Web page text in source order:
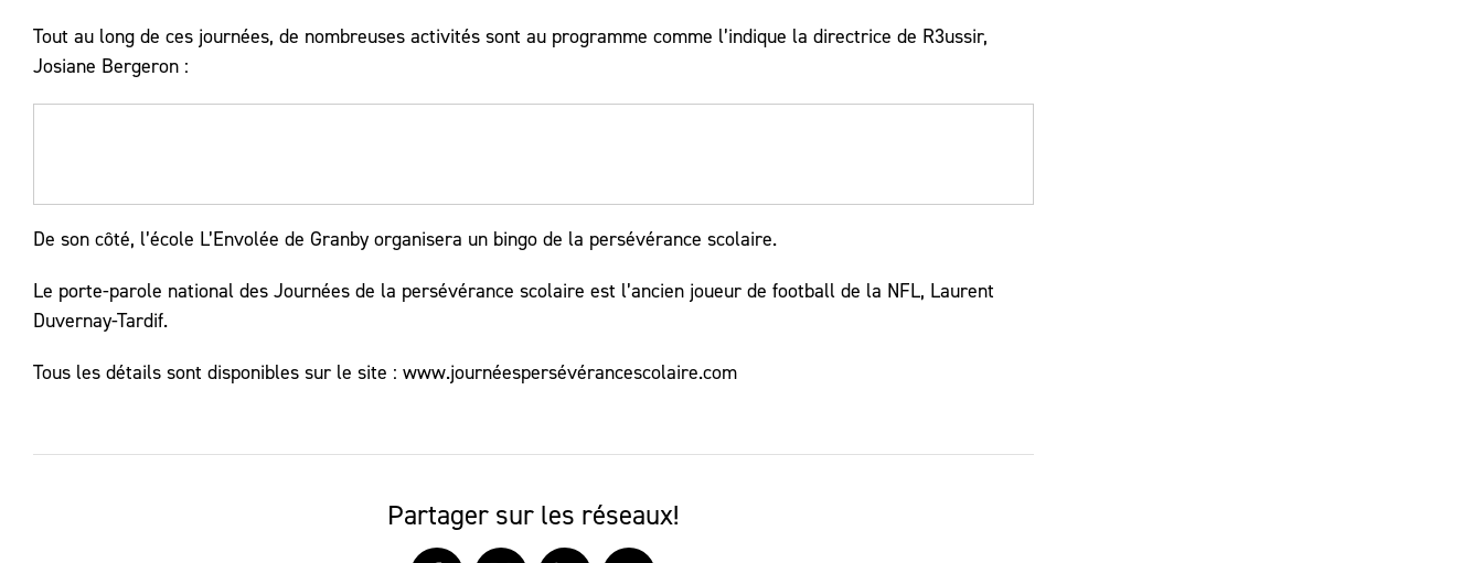
Tout au long de ces journées, de nombreuses activités sont au programme comme l’indique la directrice de R3ussir,
Josiane Bergeron :
De son côté, l’école L’Envolée de Granby organisera un bingo de la persévérance scolaire.
Le porte-parole national des Journées de la persévérance scolaire est l’ancien joueur de football de la NFL, Laurent
Duvernay-Tardif.
Tous les détails sont disponibles sur le site : www.journéespersévérancescolaire.com
Partager sur les réseaux!